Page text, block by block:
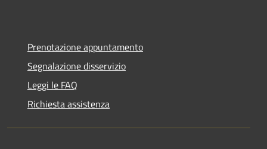
Prenotazione appuntamento
Segnalazione disservizio
Leggi le FAQ
Richiesta assistenza